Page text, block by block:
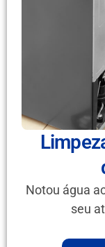
Notou água
seu